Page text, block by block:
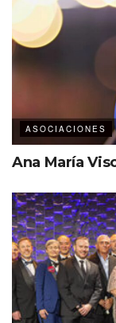
ASOCIACIONES
Ana María